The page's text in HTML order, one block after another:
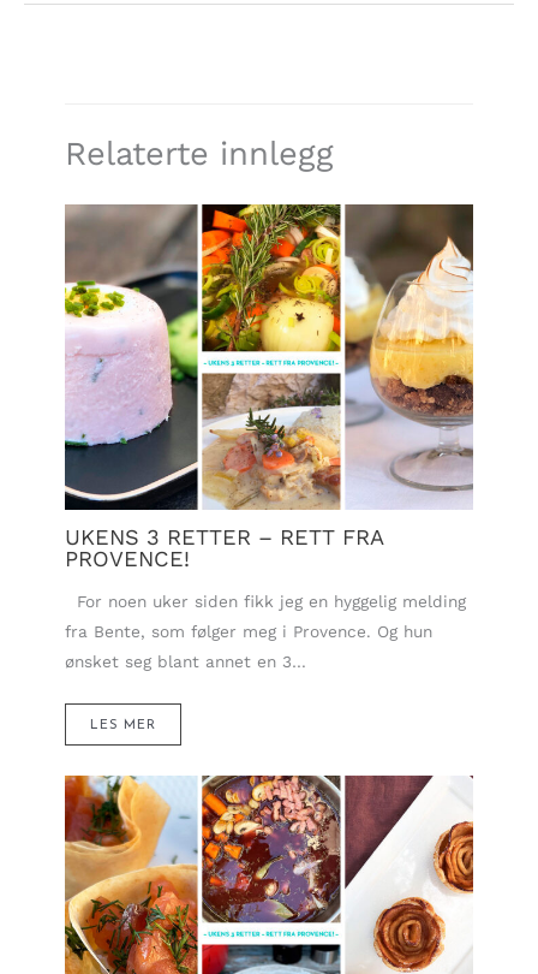
Relaterte innlegg
UKENS 3 RETTER – RETT FRA
PROVENCE!
For noen uker siden fikk jeg en hyggelig melding
fra Bente, som følger meg i Provence. Og hun
ønsket seg blant annet en 3…
LES MER